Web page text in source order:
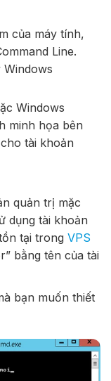
của máy tính,
Line.
Windows
minh họa bên
tài khoản
quản trị mặc
dụng tài khoản
tại trong VPS
bằng tên của tài
bạn muốn thiết